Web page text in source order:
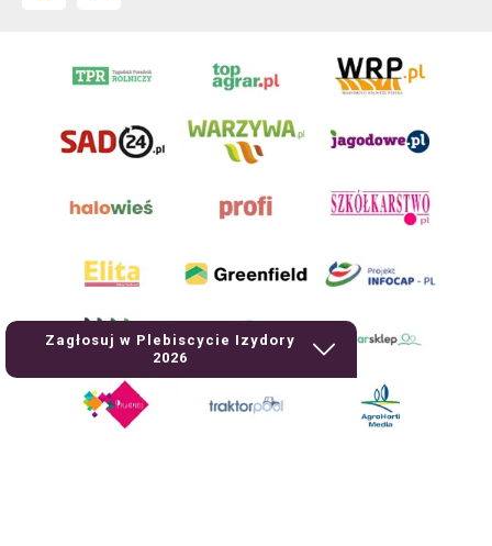
Zagłosuj w Plebiscycie Izydory
2026